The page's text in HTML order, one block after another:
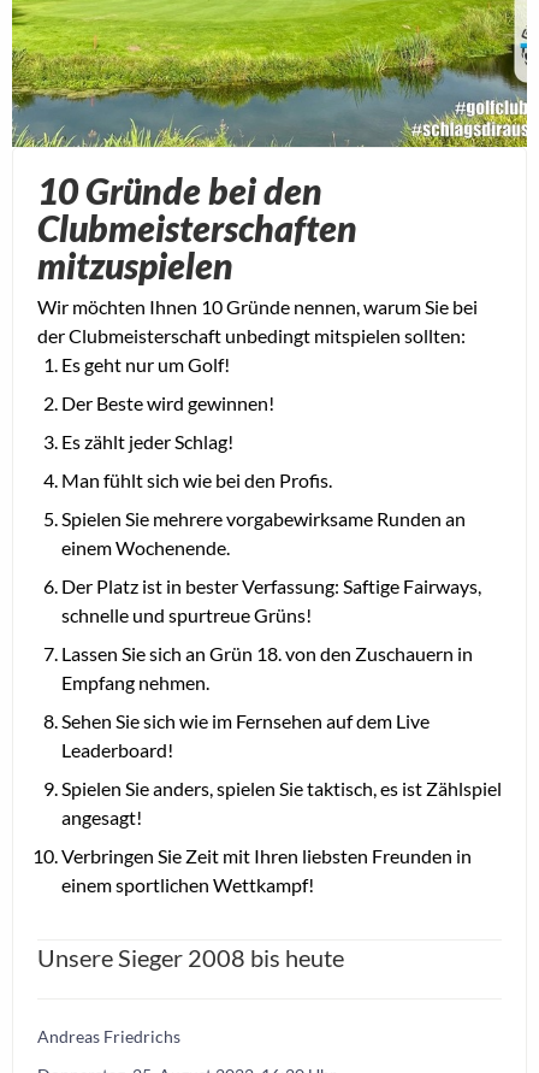
10 Gründe bei den
Clubmeisterschaften
mitzuspielen
Wir möchten Ihnen 10 Gründe nennen, warum Sie bei
der Clubmeisterschaft unbedingt mitspielen sollten:
Es geht nur um Golf!
Der Beste wird gewinnen!
Es zählt jeder Schlag!
Man fühlt sich wie bei den Profis.
Spielen Sie mehrere vorgabewirksame Runden an
einem Wochenende.
Der Platz ist in bester Verfassung: Saftige Fairways,
schnelle und spurtreue Grüns!
Lassen Sie sich an Grün 18. von den Zuschauern in
Empfang nehmen.
Sehen Sie sich wie im Fernsehen auf dem Live
Leaderboard!
Spielen Sie anders, spielen Sie taktisch, es ist Zählspiel
angesagt!
Verbringen Sie Zeit mit Ihren liebsten Freunden in
einem sportlichen Wettkampf!
Unsere Sieger 2008 bis heute
Andreas Friedrichs